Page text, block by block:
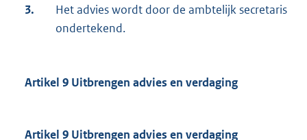
3.
Het advies wordt door de ambtelijk secretaris
ondertekend.
Artikel 9 Uitbrengen advies en verdaging
Artikel 9 Uitbrengen advies en verdaging